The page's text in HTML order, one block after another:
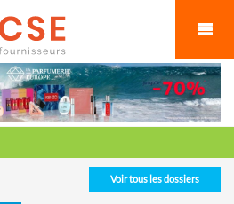
Voir tous les dossiers